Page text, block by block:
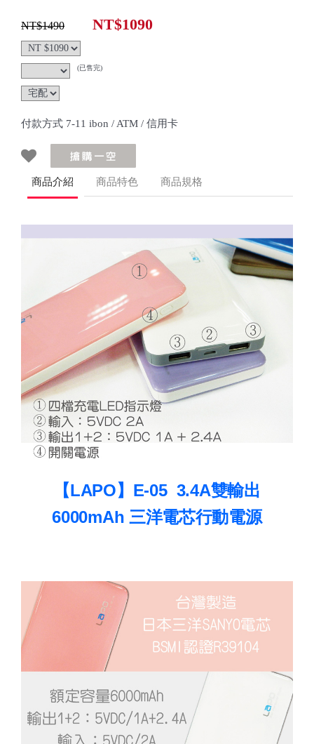
NT$1490 NT$1090
(已售完)
付款方式 7-11 ibon / ATM / 信用卡
商品介紹 商品特色 商品規格
【LAPO】E-05 3.4A雙輸出
6000mAh 三洋電芯行動電源